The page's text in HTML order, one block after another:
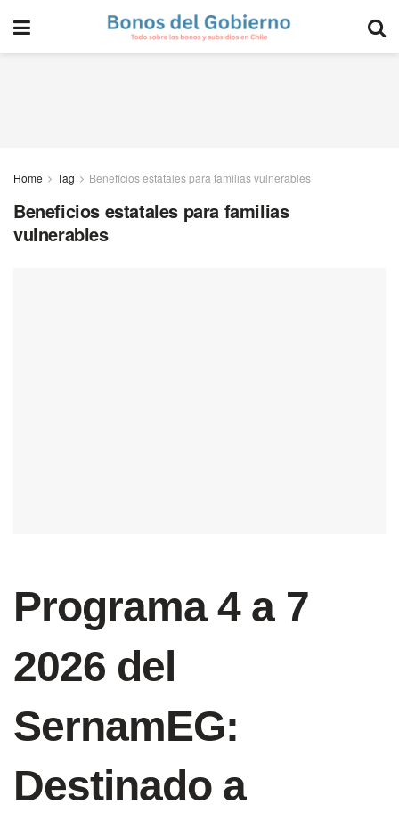
Home Tag Beneficios estatales para familias vulnerables
Beneficios estatales para familias
vulnerables
Programa 4 a 7
2026 del
SernamEG:
Destinado a